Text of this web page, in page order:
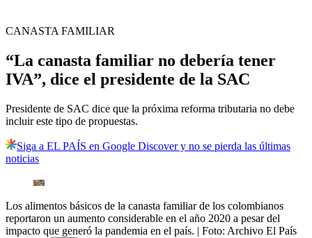
CANASTA FAMILIAR
“La canasta familiar no debería tener
IVA”, dice el presidente de la SAC
Presidente de SAC dice que la próxima reforma tributaria no debe
incluir este tipo de propuestas.
Siga a EL PAÍS en Google Discover y no se pierda las últimas
noticias
Los alimentos básicos de la canasta familiar de los colombianos
reportaron un aumento considerable en el año 2020 a pesar del
impacto que generó la pandemia en el país. | Foto: Archivo El País